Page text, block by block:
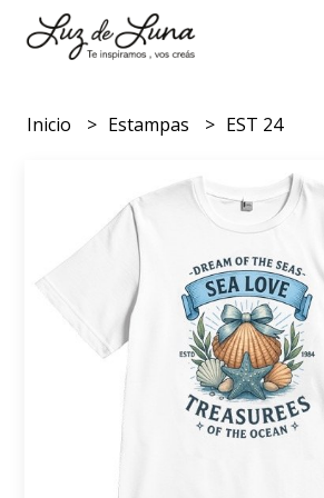
Inicio Estampas EST 24